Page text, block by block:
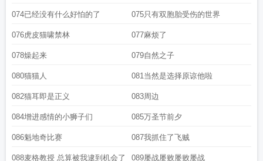
074已经没有什么好怕的了 075只有双胞胎受伤的世界
076虎皮猫啸禁林 077麻烦了
078燥起来 079自然之子
080猫猫人 081当然是选择原谅他啦
082猫耳即是正义 083周边
084增进感情的小狮子们 085万圣节前夕
086魁地奇比赛 087我抓住了飞贼
088麦格教授 总算被我逮到机会了 089屡战屡败屡败屡战